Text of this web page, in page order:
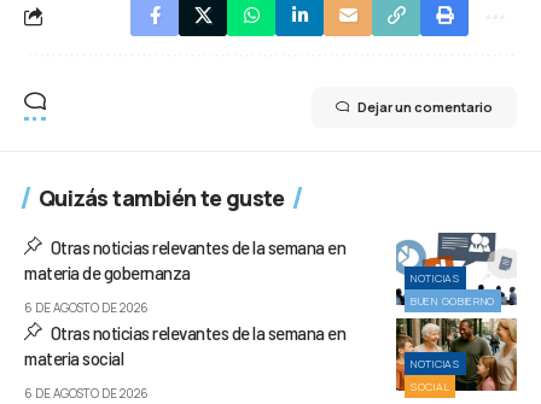
Dejar un comentario
Quizás también te guste
NOTICIAS
BUEN GOBIERNO
Otras noticias relevantes de la semana en
materia de gobernanza
6 DE AGOSTO DE 2026
NOTICIAS
SOCIAL
Otras noticias relevantes de la semana en
materia social
6 DE AGOSTO DE 2026